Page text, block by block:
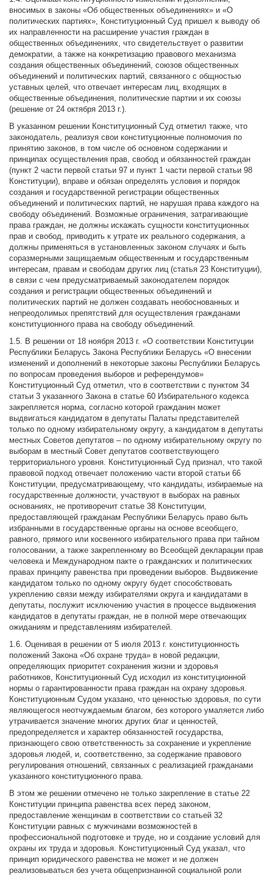
вносимых в законы «Об общественных объединениях» и «О
политических партиях», Конституционный Суд пришел к выводу об
их направленности на расширение участия граждан в
общественных объединениях, что свидетельствует о развитии
демократии, а также на конкретизацию правового механизма
создания общественных объединений, союзов общественных
объединений и политических партий, связанного с общностью
уставных целей, что отвечает интересам лиц, входящих в
общественные объединения, политические партии и их союзы
(решение от 24 октября 2013 г.).
В указанном решении Конституционный Суд отметил также, что
законодатель, реализуя свои конституционные полномочия по
принятию законов, в том числе об основном содержании и
принципах осуществления прав, свобод и обязанностей граждан
(пункт 2 части первой статьи 97 и пункт 1 части первой статьи 98
Конституции), вправе и обязан определять условия и порядок
создания и государственной регистрации общественных
объединений и политических партий, не нарушая права каждого на
свободу объединений. Возможные ограничения, затрагивающие
права граждан, не должны искажать сущности конституционных
прав и свобод, приводить к утрате их реального содержания, а
должны применяться в установленных законом случаях и быть
соразмерными защищаемым общественным и государственным
интересам, правам и свободам других лиц (статья 23 Конституции),
в связи с чем предусматриваемый законодателем порядок
создания и регистрации общественных объединений и
политических партий не должен создавать необоснованных и
непреодолимых препятствий для осуществления гражданами
конституционного права на свободу объединений.
1.5. В решении от 18 ноября 2013 г. «О соответствии Конституции
Республики Беларусь Закона Республики Беларусь «О внесении
изменений и дополнений в некоторые законы Республики Беларусь
по вопросам проведения выборов и референдумов»
Конституционный Суд отметил, что в соответствии с пунктом 34
статьи 3 указанного Закона в статье 60 Избирательного кодекса
закрепляется норма, согласно которой гражданин может
выдвигаться кандидатом в депутаты Палаты представителей
только по одному избирательному округу, а кандидатом в депутаты
местных Советов депутатов – по одному избирательному округу по
выборам в местный Совет депутатов соответствующего
территориального уровня. Конституционный Суд признал, что такой
правовой подход отвечает положению части второй статьи 66
Конституции, предусматривающему, что кандидаты, избираемые на
государственные должности, участвуют в выборах на равных
основаниях, не противоречит статье 38 Конституции,
предоставляющей гражданам Республики Беларусь право быть
избранными в государственные органы на основе всеобщего,
равного, прямого или косвенного избирательного права при тайном
голосовании, а также закрепленному во Всеобщей декларации прав
человека и Международном пакте о гражданских и политических
правах принципу равенства при проведении выборов. Выдвижение
кандидатом только по одному округу будет способствовать
укреплению связи между избирателями округа и кандидатами в
депутаты, послужит исключению участия в процессе выдвижения
кандидатов в депутаты граждан, не в полной мере отвечающих
ожиданиям и представлениям избирателей.
1.6. Оценивая в решении от 5 июля 2013 г. конституционность
положений Закона «Об охране труда» в новой редакции,
определяющих приоритет сохранения жизни и здоровья
работников, Конституционный Суд исходил из конституционной
нормы о гарантированности права граждан на охрану здоровья.
Конституционным Судом указано, что ценностью здоровья, по сути
являющегося неотчуждаемым благом, без которого умаляется либо
утрачивается значение многих других благ и ценностей,
предопределяется и характер обязанностей государства,
признающего свою ответственность за сохранение и укрепление
здоровья людей, и, соответственно, за содержание правового
регулирования отношений, связанных с реализацией гражданами
указанного конституционного права.
В этом же решении отмечено не только закрепление в статье 22
Конституции принципа равенства всех перед законом,
предоставление женщинам в соответствии со статьей 32
Конституции равных с мужчинами возможностей в
профессиональной подготовке и труде, но и создание условий для
охраны их труда и здоровья. Конституционный Суд указал, что
принцип юридического равенства не может и не должен
реализовываться без учета общепризнанной социальной роли